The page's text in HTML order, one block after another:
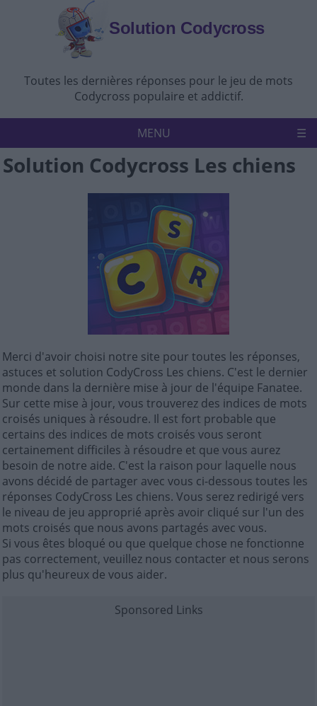
Solution Codycross
Toutes les dernières réponses pour le jeu de mots
Codycross populaire et addictif.
MENU
Accueil Politique de confidentialité
Solution Codycross Les chiens
Merci d'avoir choisi notre site pour toutes les réponses,
astuces et solution CodyCross Les chiens. C'est le dernier
monde dans la dernière mise à jour de l'équipe Fanatee.
Sur cette mise à jour, vous trouverez des indices de mots
croisés uniques à résoudre. Il est fort probable que
certains des indices de mots croisés vous seront
certainement difficiles à résoudre et que vous aurez
besoin de notre aide. C'est la raison pour laquelle nous
avons décidé de partager avec vous ci-dessous toutes les
réponses CodyCross Les chiens. Vous serez redirigé vers
le niveau de jeu approprié après avoir cliqué sur l'un des
mots croisés que nous avons partagés avec vous.
Si vous êtes bloqué ou que quelque chose ne fonctionne
pas correctement, veuillez nous contacter et nous serons
plus qu'heureux de vous aider.
Sponsored Links